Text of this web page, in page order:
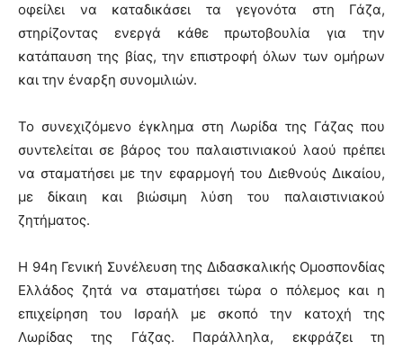
οφείλει να καταδικάσει τα γεγονότα στη Γάζα,
στηρίζοντας ενεργά κάθε πρωτοβουλία για την
κατάπαυση της βίας, την επιστροφή όλων των ομήρων
και την έναρξη συνομιλιών.
Το συνεχιζόμενο έγκλημα στη Λωρίδα της Γάζας που
συντελείται σε βάρος του παλαιστινιακού λαού πρέπει
να σταματήσει με την εφαρμογή του Διεθνούς Δικαίου,
με δίκαιη και βιώσιμη λύση του παλαιστινιακού
ζητήματος.
Η 94η Γενική Συνέλευση της Διδασκαλικής Ομοσπονδίας
Ελλάδος ζητά να σταματήσει τώρα ο πόλεμος και η
επιχείρηση του Ισραήλ με σκοπό την κατοχή της
Λωρίδας της Γάζας. Παράλληλα, εκφράζει τη